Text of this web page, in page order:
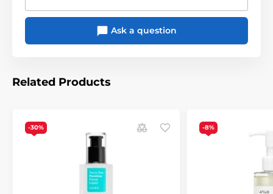
Ask a question
Related Products
-30% -8%